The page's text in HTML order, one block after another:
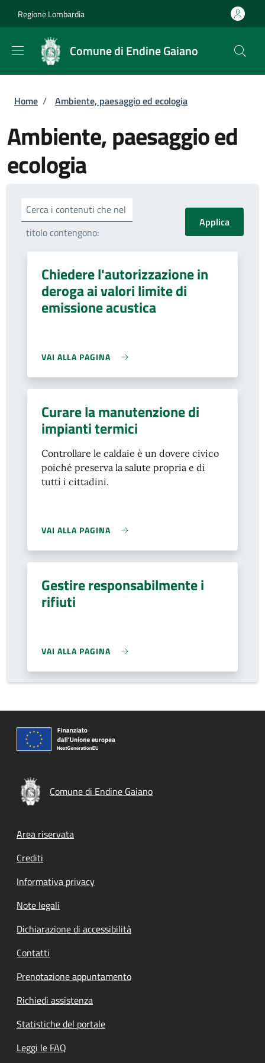
Regione Lombardia
Comune di Endine Gaiano
Briciole di pane
Home / Ambiente, paesaggio ed ecologia
Ambiente, paesaggio ed
ecologia
Cerca i contenuti che nel
titolo contengono:
Chiedere l'autorizzazione in
deroga ai valori limite di
emissione acustica
VAI ALLA PAGINA
Curare la manutenzione di
impianti termici
Controllare le caldaie è un dovere civico
poiché preserva la salute propria e di
tutti i cittadini.
VAI ALLA PAGINA
Gestire responsabilmente i
rifiuti
VAI ALLA PAGINA
Comune di Endine Gaiano
Footer menu
Area riservata
Crediti
Informativa privacy
Note legali
Dichiarazione di accessibilità
Contatti
Prenotazione appuntamento
Richiedi assistenza
Statistiche del portale
Leggi le FAQ